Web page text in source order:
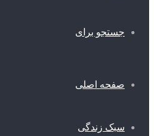
جستجو برای
صفحه اصلی
سبک زندگی